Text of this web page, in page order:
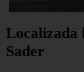
Localizada
Sader